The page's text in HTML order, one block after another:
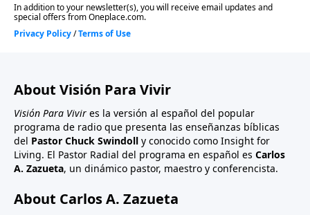
About Visión Para Vivir
Visión Para Vivir es la versión al español del popular
programa de radio que presenta las enseñanzas bíblicas
del Pastor Chuck Swindoll y conocido como Insight for
Living. El Pastor Radial del programa en español es Carlos
A. Zazueta, un dinámico pastor, maestro y conferencista.
About Carlos A. Zazueta